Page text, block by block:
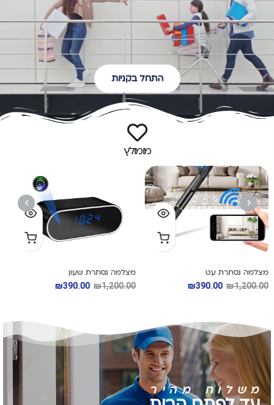
התחל בקניות
מומולץ
PREVIOUS
מצלמה נסתרת שעון
₪1,200.00
₪390.00
משקל האוכל החדש
₪800.00
₪290.00
משלוח מהיר